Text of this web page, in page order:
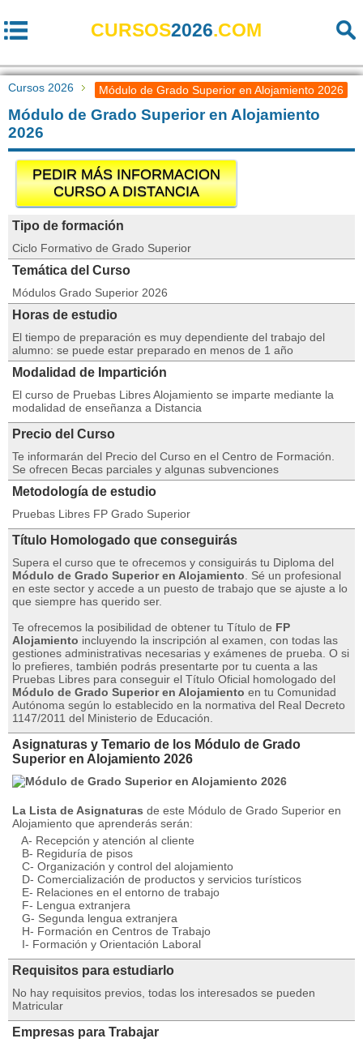
CURSOS2026.COM
Cursos 2026 Módulo de Grado Superior en Alojamiento 2026
Módulo de Grado Superior en Alojamiento
2026
PEDIR MÁS INFORMACION
CURSO A DISTANCIA
Tipo de formación
Ciclo Formativo de Grado Superior
Temática del Curso
Módulos Grado Superior 2026
Horas de estudio
El tiempo de preparación es muy dependiente del trabajo del
alumno: se puede estar preparado en menos de 1 año
Modalidad de Impartición
El curso de Pruebas Libres Alojamiento se imparte mediante la
modalidad de enseñanza a Distancia
Precio del Curso
Te informarán del Precio del Curso en el Centro de Formación.
Se ofrecen Becas parciales y algunas subvenciones
Metodología de estudio
Pruebas Libres FP Grado Superior
Título Homologado que conseguirás
Supera el curso que te ofrecemos y consiguirás tu Diploma del
Módulo de Grado Superior en Alojamiento . Sé un profesional
en este sector y accede a un puesto de trabajo que se ajuste a lo
que siempre has querido ser.
Te ofrecemos la posibilidad de obtener tu Título de FP
Alojamiento incluyendo la inscripción al examen, con todas las
gestiones administrativas necesarias y exámenes de prueba. O si
lo prefieres, también podrás presentarte por tu cuenta a las
Pruebas Libres para conseguir el Título Oficial homologado del
Módulo de Grado Superior en Alojamiento en tu Comunidad
Autónoma según lo establecido en la normativa del Real Decreto
1147/2011 del Ministerio de Educación.
Asignaturas y Temario de los Módulo de Grado
Superior en Alojamiento 2026
La Lista de Asignaturas de este Módulo de Grado Superior en
Alojamiento que aprenderás serán:
A- Recepción y atención al cliente
B- Regiduría de pisos
C- Organización y control del alojamiento
D- Comercialización de productos y servicios turísticos
E- Relaciones en el entorno de trabajo
F- Lengua extranjera
G- Segunda lengua extranjera
H- Formación en Centros de Trabajo
I- Formación y Orientación Laboral
Requisitos para estudiarlo
No hay requisitos previos, todas los interesados se pueden
Matricular
Empresas para Trabajar